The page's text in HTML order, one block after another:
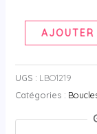
AJOUTER
UGS : LBO1219
Catégories :